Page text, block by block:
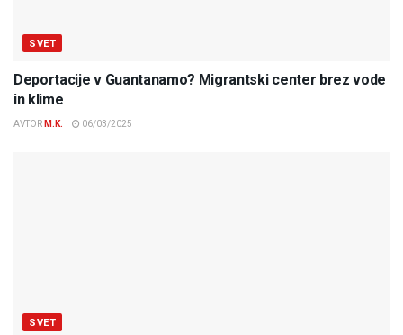
SVET
Deportacije v Guantanamo? Migrantski center brez vode
in klime
AVTOR M.K. 06/03/2025
SVET